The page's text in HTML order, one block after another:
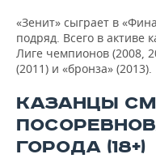
«Зенит» сыграет в
подряд. Всего в активе
Лиге чемпионов (2008,
(2011) и «бронза» (2013).
КАЗАНЦЫ
ГОРОДА (18+)